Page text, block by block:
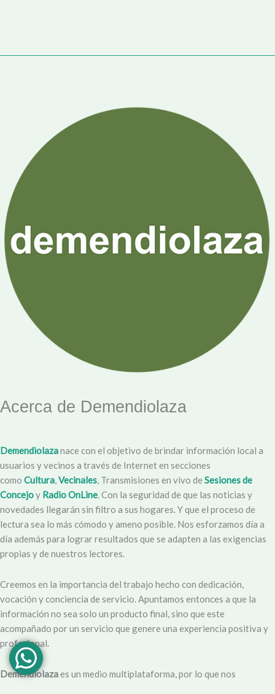
Acerca de Demendiolaza
Demendiolazanace con el objetivo de brindar información local a
usuarios y vecinos a través de Internet en secciones
como Cultura,Vecinales, Transmisiones en vivo de Sesiones de
Concejoy Radio OnLine. Con la seguridad de que las noticias y
novedades llegarán sin filtro a sus hogares. Y que el proceso de
lectura sea lo más cómodo y ameno posible. Nos esforzamos día a
día además para lograr resultados que se adapten a las exigencias
propias y de nuestros lectores.
Creemos en la importancia del trabajo hecho con dedicación,
vocación y conciencia de servicio. Apuntamos entonces a que la
información no sea solo un producto final, sino que este
acompañado por un servicio que genere una experiencia positiva y
profesional.
Demendiolazaes un medio multiplataforma, por lo que nos